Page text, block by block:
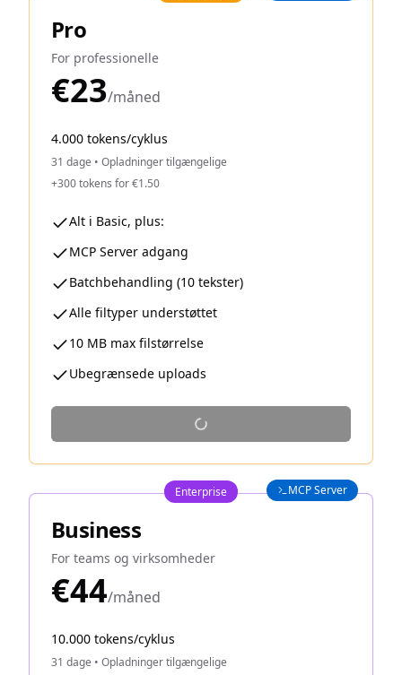
Pro
For professionelle
€23/måned
4.000 tokens/cyklus
31 dage • Opladninger tilgængelige
+300 tokens for €1.50
Alt i Basic, plus:
MCP Server adgang
Batchbehandling (10 tekster)
Alle filtyper understøttet
10 MB max filstørrelse
Ubegrænsede uploads
Enterprise MCP Server
Business
For teams og virksomheder
€44/måned
10.000 tokens/cyklus
31 dage • Opladninger tilgængelige